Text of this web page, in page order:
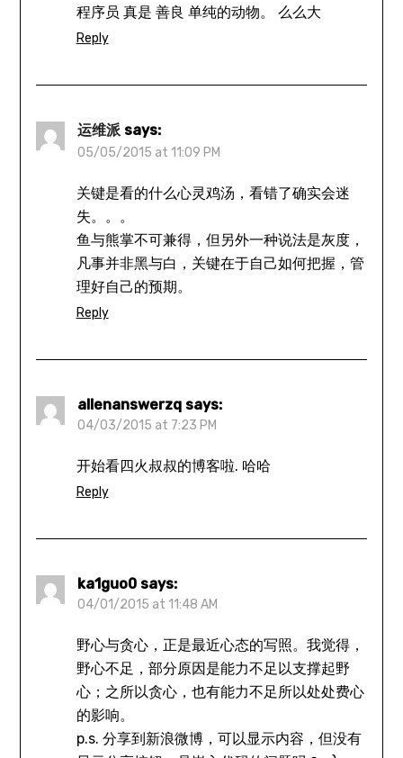
程序员 真是 善良 单纯的动物。 么么大
Reply
运维派 says:
05/05/2015 at 11:09 PM
关键是看的什么心灵鸡汤，看错了确实会迷
失。。。
鱼与熊掌不可兼得，但另外一种说法是灰度，
凡事并非黑与白，关键在于自己如何把握，管
理好自己的预期。
Reply
allenanswerzq says:
04/03/2015 at 7:23 PM
开始看四火叔叔的博客啦. 哈哈
Reply
ka1guo0 says:
04/01/2015 at 11:48 AM
野心与贪心，正是最近心态的写照。我觉得，
野心不足，部分原因是能力不足以支撑起野
心；之所以贪心，也有能力不足所以处处费心
的影响。
p.s. 分享到新浪微博，可以显示内容，但没有